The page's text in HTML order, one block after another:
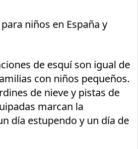
niños en España y
de esquí son igual de
con niños pequeños.
de nieve y pistas de
marcan la
día estupendo y un día de